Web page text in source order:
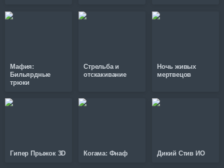
Мафия:
Бильярдные
трюки
Стрельба и
отскакивание
Ночь живых
мертвецов
Гипер Прыжок 3D Когама: Фнаф Дикий Стив ИО